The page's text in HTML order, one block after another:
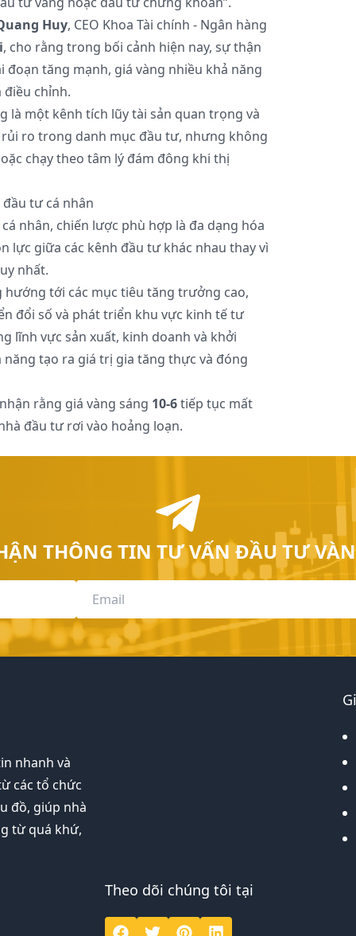
Huy, CEO Khoa Tài chính - Ngân hàng
, cho rằng trong bối cảnh hiện nay, sự thận
đoạn tăng mạnh, giá vàng nhiều khả năng
điều chỉnh.
là một kênh tích lũy tài sản quan trọng và
ro trong danh mục đầu tư, nhưng không
chạy theo tâm lý đám đông khi thị
tư cá nhân
nhân, chiến lược phù hợp là đa dạng hóa
lực giữa các kênh đầu tư khác nhau thay vì
nhất.
tới các mục tiêu tăng trưởng cao,
đổi số và phát triển khu vực kinh tế tư
lĩnh vực sản xuất, kinh doanh và khởi
tạo ra giá trị gia tăng thực và đóng
rằng giá vàng sáng 10-6tiếp tục mất
đầu tư rơi vào hoảng loạn.
THÔNG TIN TƯ VẤN ĐẦU TƯ
nhanh và
các tổ chức
đồ, giúp nhà
từ quá khứ,
Theo dõi chúng tôi tại